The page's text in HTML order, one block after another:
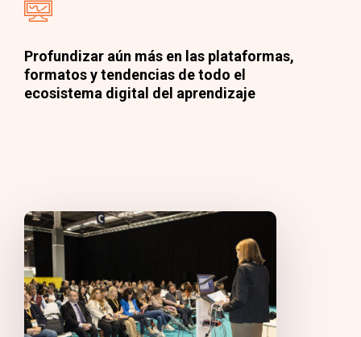
Profundizar aún más en las plataformas,
formatos y tendencias de todo el
ecosistema digital del aprendizaje